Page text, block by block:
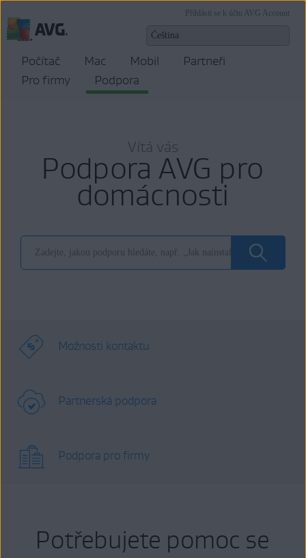
Přihlásit se k účtu AVG Account
Počítač Mac Mobil
Partneři
Pro firmy
Podpora
Vítá vás
Podpora AVG pro
domácnosti
Možnosti kontaktu
Partnerská podpora
Podpora pro firmy
Potřebujete pomoc se